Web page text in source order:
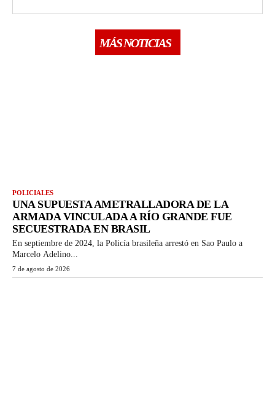
MÁS NOTICIAS
POLICIALES
UNA SUPUESTA AMETRALLADORA DE LA
ARMADA VINCULADA A RÍO GRANDE FUE
SECUESTRADA EN BRASIL
En septiembre de 2024, la Policía brasileña arrestó en Sao Paulo a
Marcelo Adelino...
7 de agosto de 2026